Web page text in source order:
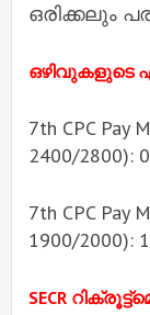
ഒരിക്കലും
ഒഴിവുകളുടെ
7th CPC Pay
2400/
7th CPC Pay
1900/
SECR